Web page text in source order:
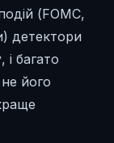
(FOMC,
детектори
багато
його